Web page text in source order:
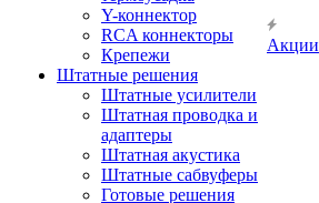
Y-коннектор
RCA коннекторы
Крепежи
Штатные решения
Штатные усилители
Штатная проводка и
адаптеры
Штатная акустика
Штатные сабвуферы
Готовые решения
Акции